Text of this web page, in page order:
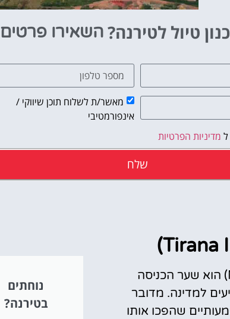
טיול לטירנה? השאירו פרטים
מאשר/ת לשלוח תוכן שיווקי /
אינפורמטיבי
מדיניות הפרטיות
שלח
שדה התעופה הבינלאומי של טירנה (Nënë Tereza International Airport) הוא שער הכניסה
למדינה. מדובר
שהפכו אותו
נוחתים
בטירנה?